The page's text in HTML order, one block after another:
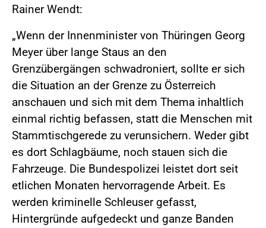
Rainer Wendt:
„Wenn der Innenminister von Thüringen Georg
Meyer über lange Staus an den
Grenzübergängen schwadroniert, sollte er sich
die Situation an der Grenze zu Österreich
anschauen und sich mit dem Thema inhaltlich
einmal richtig befassen, statt die Menschen mit
Stammtischgerede zu verunsichern. Weder gibt
es dort Schlagbäume, noch stauen sich die
Fahrzeuge. Die Bundespolizei leistet dort seit
etlichen Monaten hervorragende Arbeit. Es
werden kriminelle Schleuser gefasst,
Hintergründe aufgedeckt und ganze Banden